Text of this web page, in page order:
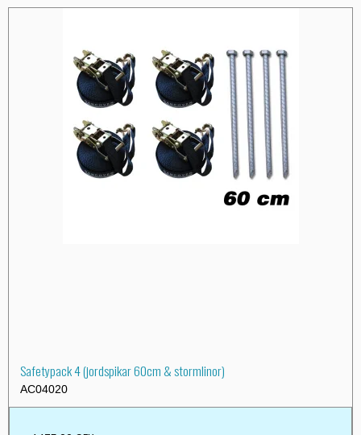
Safetypack 4 (jordspikar 60cm & stormlinor)
AC04020